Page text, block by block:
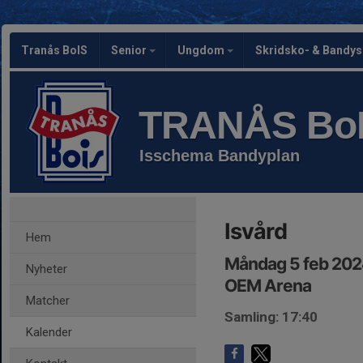
Tranås BoIS Senior Ungdom Skridsko- &
TRANÅS
Isschema Bandyplan
Hem
Nyheter
Matcher
Kalender
Isvård
Måndag 5 feb
OEM Arena
Samling: 17:40